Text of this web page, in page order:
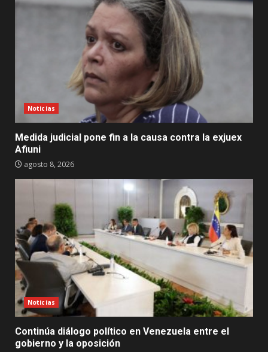
Noticias
Medida judicial pone fin a la causa contra la exjuex
Afiuni
agosto 8, 2026
Noticias
Continúa diálogo político en Venezuela entre el
gobierno y la oposición